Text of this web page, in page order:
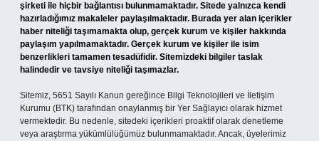
şirketi ile hiçbir bağlantısı bulunmamaktadır. Sitede yalnızca kendi
hazırladığımız makaleler paylaşılmaktadır. Burada yer alan içerikler
haber niteliği taşımamakta olup, gerçek kurum ve kişiler hakkında
paylaşım yapılmamaktadır. Gerçek kurum ve kişiler ile isim
benzerlikleri tamamen tesadüfidir. Sitemizdeki bilgiler taslak
halindedir ve tavsiye niteliği taşımazlar.
Sitemiz, 5651 Sayılı Kanun gereğince Bilgi Teknolojileri ve İletişim
Kurumu (BTK) tarafından onaylanmış bir Yer Sağlayıcı olarak hizmet
vermektedir. Bu nedenle, sitedeki içerikleri proaktif olarak denetleme
veya araştırma yükümlülüğümüz bulunmamaktadır. Ancak, üyelerimiz